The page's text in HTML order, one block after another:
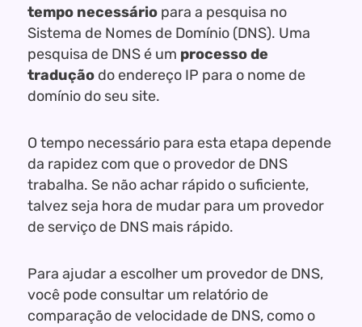
tempo necessário para a pesquisa no
Sistema de Nomes de Domínio (DNS). Uma
pesquisa de DNS é um processo de
tradução do endereço IP para o nome de
domínio do seu site.
O tempo necessário para esta etapa depende
da rapidez com que o provedor de DNS
trabalha. Se não achar rápido o suficiente,
talvez seja hora de mudar para um provedor
de serviço de DNS mais rápido.
Para ajudar a escolher um provedor de DNS,
você pode consultar um relatório de
comparação de velocidade de DNS, como o